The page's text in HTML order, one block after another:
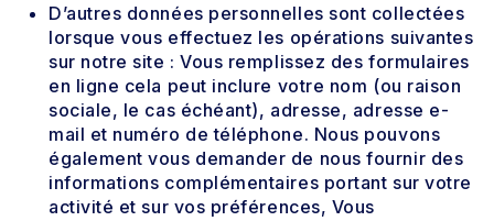
D’autres données personnelles sont collectées
lorsque vous effectuez les opérations suivantes
sur notre site : Vous remplissez des formulaires
en ligne cela peut inclure votre nom (ou raison
sociale, le cas échéant), adresse, adresse e-
mail et numéro de téléphone. Nous pouvons
également vous demander de nous fournir des
informations complémentaires portant sur votre
activité et sur vos préférences, Vous